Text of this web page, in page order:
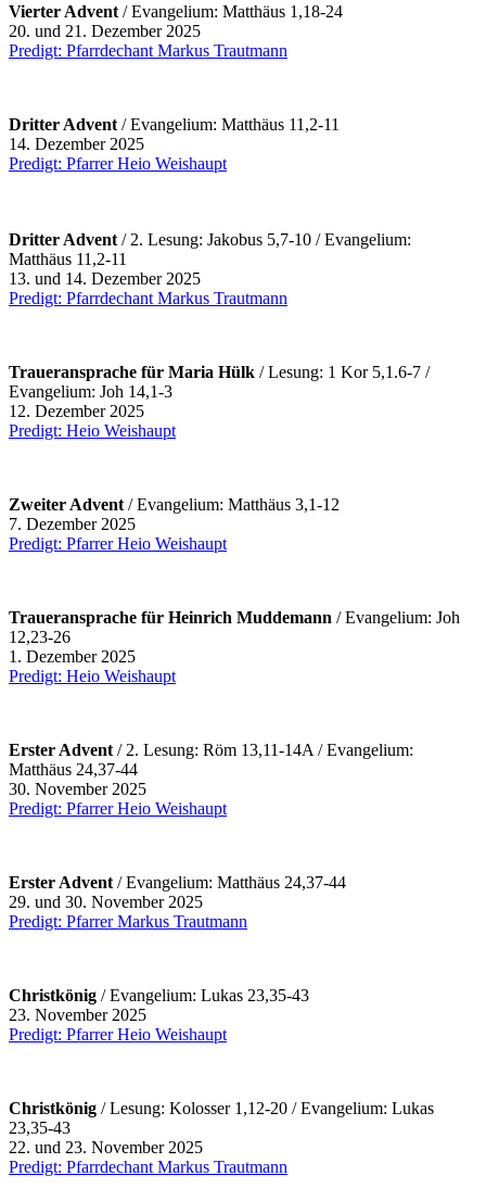
Vierter Advent / Evangelium: Matthäus 1,18-24
20. und 21. Dezember 2025
Predigt: Pfarrdechant Markus Trautmann
Dritter Advent /Evangelium: Matthäus 11,2-11
14. Dezember 2025
Predigt: Pfarrer Heio Weishaupt
Dritter Advent / 2. Lesung: Jakobus 5,7-10 / Evangelium:
Matthäus 11,2-11
13. und 14. Dezember 2025
Predigt: Pfarrdechant Markus Trautmann
Traueransprache für Maria Hülk / Lesung: 1 Kor 5,1.6-7 /
Evangelium: Joh 14,1-3
12. Dezember 2025
Predigt: Heio Weishaupt
Zweiter Advent / Evangelium: Matthäus 3,1-12
7. Dezember 2025
Predigt: Pfarrer Heio Weishaupt
Traueransprache für Heinrich Muddemann / Evangelium: Joh
12,23-26
1. Dezember 2025
Predigt: Heio Weishaupt
Erster Advent / 2. Lesung: Röm 13,11-14A / Evangelium:
Matthäus 24,37-44
30. November 2025
Predigt: Pfarrer Heio Weishaupt
Erster Advent / Evangelium: Matthäus 24,37-44
29. und 30. November 2025
Predigt: Pfarrer Markus Trautmann
Christkönig / Evangelium: Lukas 23,35-43
23. November 2025
Predigt: Pfarrer Heio Weishaupt
Christkönig / Lesung: Kolosser 1,12-20 / Evangelium: Lukas
23,35-43
22. und 23. November 2025
Predigt: Pfarrdechant Markus Trautmann